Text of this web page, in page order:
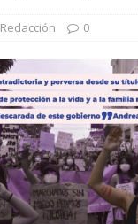
Redacción 0